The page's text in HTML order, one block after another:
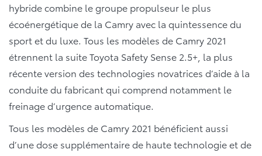
hybride combine le groupe propulseur le plus
écoénergétique de la Camry avec la quintessence du
sport et du luxe. Tous les modèles de Camry 2021
étrennent la suite Toyota Safety Sense 2.5+, la plus
récente version des technologies novatrices d’aide à la
conduite du fabricant qui comprend notamment le
freinage d’urgence automatique.
Tous les modèles de Camry 2021 bénéficient aussi
d’une dose supplémentaire de haute technologie et de